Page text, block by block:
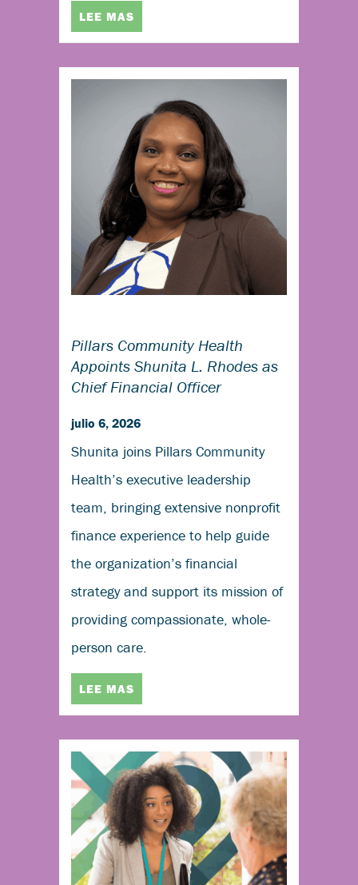
LEE MAS
Pillars Community Health
Appoints Shunita L. Rhodes as
Chief Financial Officer
julio 6, 2026
Shunita joins Pillars Community
Health’s executive leadership
team, bringing extensive nonprofit
finance experience to help guide
the organization’s financial
strategy and support its mission of
providing compassionate, whole-
person care.
LEE MAS